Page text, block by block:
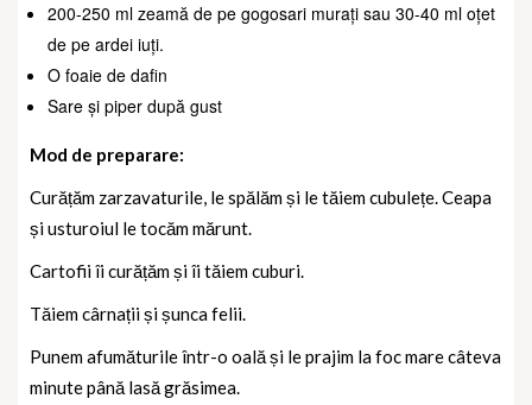
200-250 ml zeamă de pe gogosari murați sau 30-40 ml oțet
de pe ardei iuți.
O foaie de dafin
Sare și piper după gust
Mod de preparare:
Curățăm zarzavaturile, le spălăm și le tăiem cubulețe. Ceapa
și usturoiul le tocăm mărunt.
Cartofii îi curățăm și îi tăiem cuburi.
Tăiem cârnații și șunca felii.
Punem afumăturile într-o oală și le prajim la foc mare câteva
minute până lasă grăsimea.